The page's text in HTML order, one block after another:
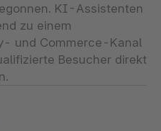
KI-Assistenten
zu einem
und Commerce-Kanal
Besucher direkt